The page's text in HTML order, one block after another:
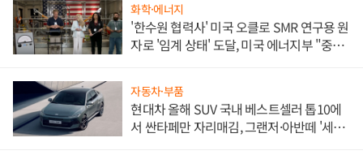
화학·에너지
'한수원 협력사' 미국 오클로 SMR 연구용 원
자로 '임계 상태' 도달, 미국 에너지부 "중요
자동차·부품
현대차 올해 SUV 국내 베스트셀러 톱10에
서 싼타페만 자리매김, 그랜저·아반떼 '세단